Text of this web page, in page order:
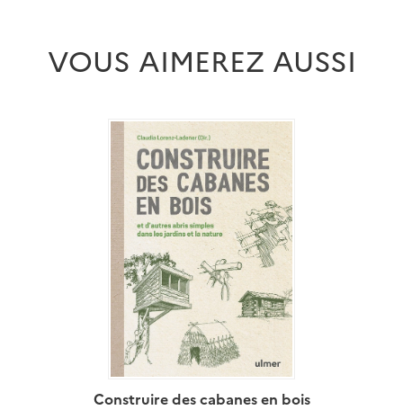
VOUS AIMEREZ AUSSI
Construire des cabanes en bois